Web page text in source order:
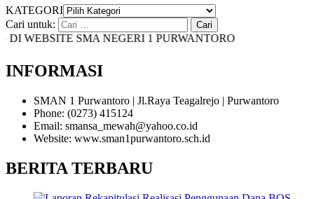
KATEGORI
Cari untuk:
WEBSITE SMA NEGERI 1 PURWANTORO
INFORMASI
SMAN 1 Purwantoro | Jl.Raya Teagalrejo | Purwantoro
Phone: (0273) 415124
Email: smansa_mewah@yahoo.co.id
Website: www.sman1purwantoro.sch.id
BERITA TERBARU